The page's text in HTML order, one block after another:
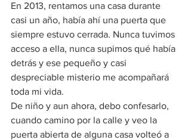
En 2013, rentamos una casa durante
casi un año, había ahí una puerta que
siempre estuvo cerrada. Nunca tuvimos
acceso a ella, nunca supimos qué había
detrás y ese pequeño y casi
despreciable misterio me acompañará
toda mi vida.
De niño y aun ahora, debo confesarlo,
cuando camino por la calle y veo la
puerta abierta de alguna casa volteó a